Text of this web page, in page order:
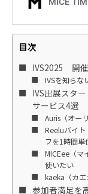
目次
IVS2025 開
IVSを知らな
IVS出展スタ
サービス4選
Auris（オー
Reeluバイト
フを1時間単
MICEee（マ
使いたい
kaeka（カ
参加者満足を